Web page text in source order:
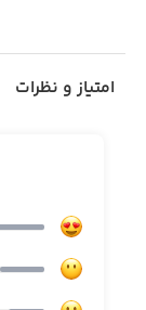
تارهای مقابل
روش بازی
-به روی
-دوباره به روی
جلو حرکت کنید.
امتیاز و نظرات